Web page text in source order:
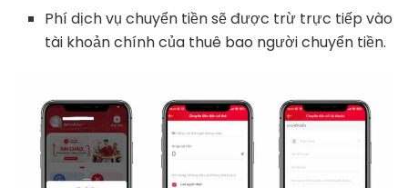
Phí dịch vụ chuyển tiền sẽ được trừ trực tiếp vào
tài khoản chính của thuê bao người chuyển tiền.